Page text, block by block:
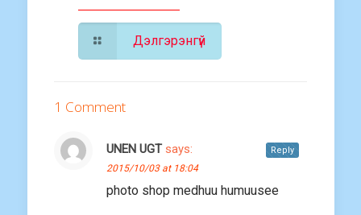
Дэлгэрэнгүй
1 Comment
UNEN UGT says:
2015/10/03 at 18:04
photo shop medhuu humuusee
Reply